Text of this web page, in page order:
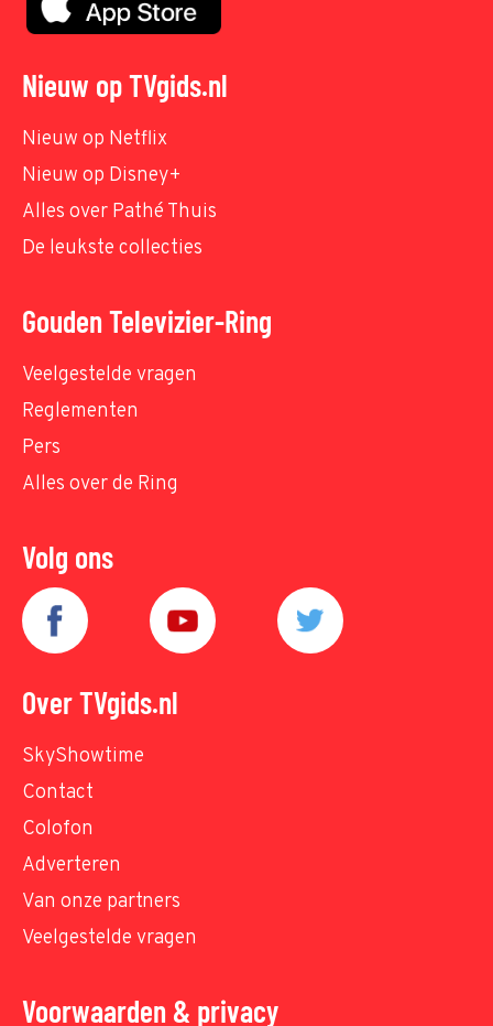
Nieuw op TVgids.nl
Nieuw op Netflix
Nieuw op Disney+
Alles over Pathé Thuis
De leukste collecties
Gouden Televizier-Ring
Veelgestelde vragen
Reglementen
Pers
Alles over de Ring
Volg ons
Over TVgids.nl
SkyShowtime
Contact
Colofon
Adverteren
Van onze partners
Veelgestelde vragen
Voorwaarden & privacy